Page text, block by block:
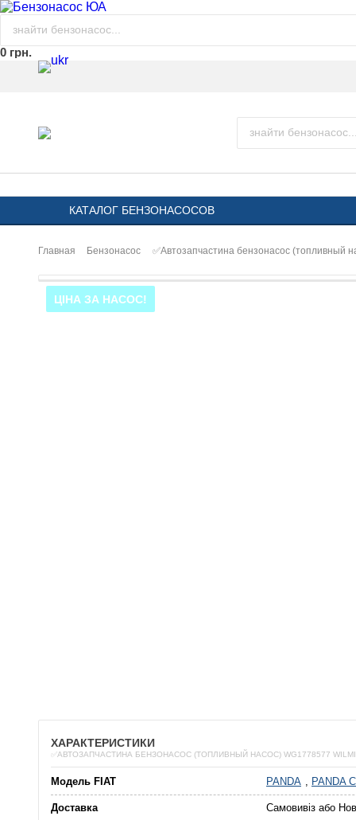
0 грн.
КАТАЛОГ БЕНЗОНАСОСОВ
Главная Бензонасос ✅Автозапчастина бензонасос (топливный
ЦІНА ЗА НАСОС!
ХАРАКТЕРИСТИКИ
✅АВТОЗАПЧАСТИНА БЕНЗОНАСОС (ТОПЛИВНЫЙ НАСОС) WG1778577
Модель FIAT PANDA , PANDA
Доставка Самовивіз або